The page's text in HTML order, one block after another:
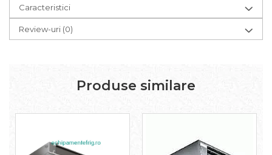
Caracteristici
Review-uri (0)
Produse similare